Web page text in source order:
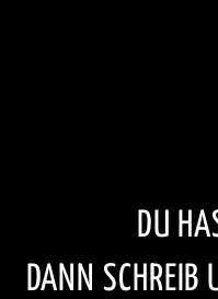
DU
DANN SCHREIB